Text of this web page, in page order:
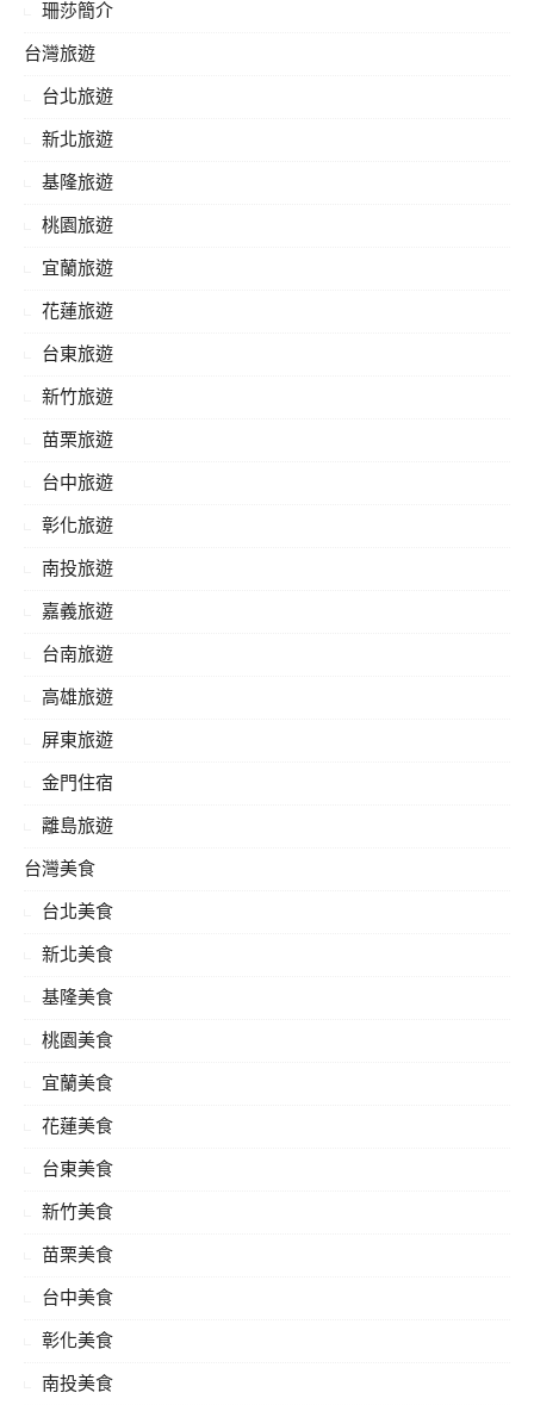
珊莎簡介
台灣旅遊
台北旅遊
新北旅遊
基隆旅遊
桃園旅遊
宜蘭旅遊
花蓮旅遊
台東旅遊
新竹旅遊
苗栗旅遊
台中旅遊
彰化旅遊
南投旅遊
嘉義旅遊
台南旅遊
高雄旅遊
屏東旅遊
金門住宿
離島旅遊
台灣美食
台北美食
新北美食
基隆美食
桃園美食
宜蘭美食
花蓮美食
台東美食
新竹美食
苗栗美食
台中美食
彰化美食
南投美食